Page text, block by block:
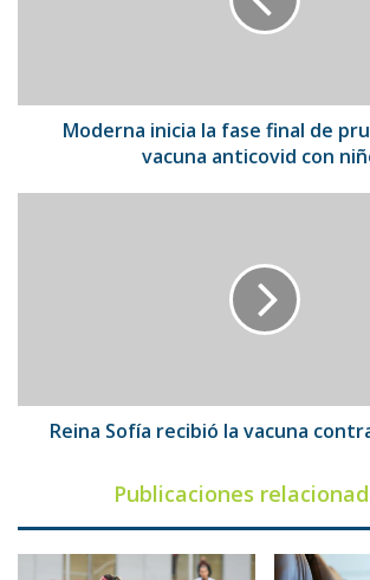
su
vacunaModerna inicia la fase final de
vacuna anticovid con
19
Reina Sofía recibió la vacuna
Publicaciones